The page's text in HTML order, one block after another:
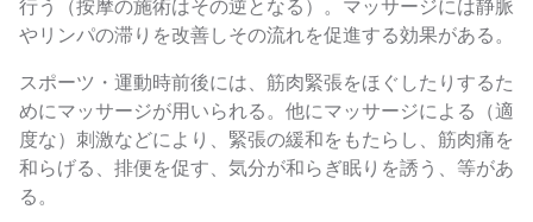
行う（按摩の施術はその逆となる）。マッサージには静脈
やリンパの滞りを改善しその流れを促進する効果がある。
スポーツ・運動時前後には、筋肉緊張をほぐしたりするた
めにマッサージが用いられる。他にマッサージによる（適
度な）刺激などにより、緊張の緩和をもたらし、筋肉痛を
和らげる、排便を促す、気分が和らぎ眠りを誘う、等があ
る。